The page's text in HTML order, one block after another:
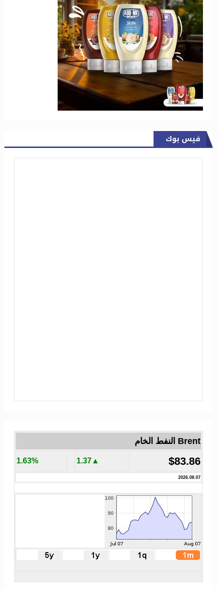
فيس بوك
Brent النفط الخام
$83.86
▲1.37
1.63%
2026.08.07